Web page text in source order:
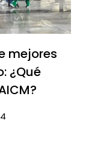
mejores
¿Qué